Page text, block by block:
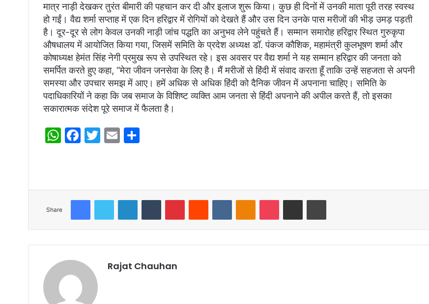
मात्र नाड़ी देखकर तुरंत बीमारी की पहचान कर दी और इलाज शुरू किया। कुछ ही दिनों में उनकी माता पूरी तरह स्वस्थ
हो गईं। वैद्य शर्मा सप्ताह में एक दिन हरिद्वार में रोगियों को देखते हैं और उस दिन उनके पास मरीजों की भीड़ उमड़ पड़ती
है। दूर-दूर से लोग केवल उनकी नाड़ी जांच पद्धति का अनुभव लेने पहुंचते हैं। सम्मान समारोह हरिद्वार स्थित गुरुकृपा
औषधालय में आयोजित किया गया, जिसमें समिति के प्रदेश अध्यक्ष डॉ. पंकज कौशिक, महामंत्री कुलभूषण शर्मा और
कोषाध्यक्ष हेमंत सिंह नेगी प्रमुख रूप से उपस्थित रहे। इस अवसर पर वैद्य शर्मा ने यह सम्मान हरिद्वार की जनता को
समर्पित करते हुए कहा, “मेरा जीवन जनसेवा के लिए है। मैं मरीजों से हिंदी में संवाद करता हूँ ताकि उन्हें सहजता से अपनी
समस्या और उपचार समझ में आए। हमें अधिक से अधिक हिंदी को दैनिक जीवन में अपनाना चाहिए। समिति के
पदाधिकारियों ने कहा कि जब समाज के विशिष्ट व्यक्ति आम जनता से हिंदी अपनाने की अपील करते हैं, तो इसका
सकारात्मक संदेश पूरे समाज में फैलता है।
W
A
p
p
F
b
o
k
T
E
Share
FacebookTwitter LinkedInTumblr PinterestReddit VKontakteOdnoklassniki
Pocket Share via Email Print
Rajat Chauhan